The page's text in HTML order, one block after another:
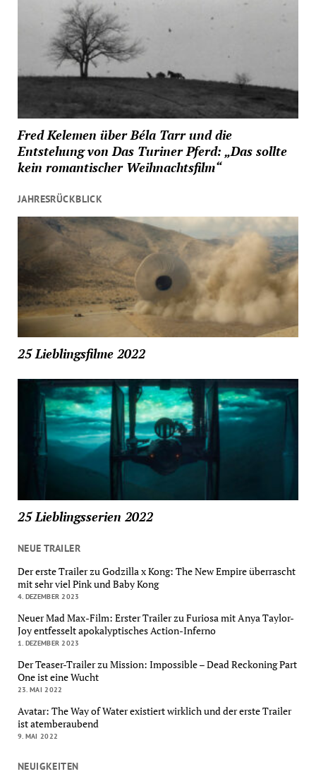
Fred Kelemen über Béla Tarr und die
Entstehung von Das Turiner Pferd: „Das sollte
kein romantischer Weihnachtsfilm“
JAHRESRÜCKBLICK
25 Lieblingsfilme 2022
25 Lieblingsserien 2022
NEUE TRAILER
Der erste Trailer zu Godzilla x Kong: The New Empire überrascht
mit sehr viel Pink und Baby Kong
4. DEZEMBER 2023
Neuer Mad Max-Film: Erster Trailer zu Furiosa mit Anya Taylor-
Joy entfesselt apokalyptisches Action-Inferno
1. DEZEMBER 2023
Der Teaser-Trailer zu Mission: Impossible – Dead Reckoning Part
One ist eine Wucht
23. MAI 2022
Avatar: The Way of Water existiert wirklich und der erste Trailer
ist atemberaubend
9. MAI 2022
NEUIGKEITEN